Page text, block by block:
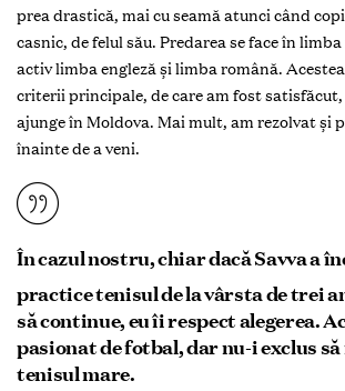
prea drastică, mai cu seamă atunci când
casnic, de felul său. Predarea se face în
activ limba engleză și limba română.
criterii principale, de care am fost
ajunge în Moldova. Mai mult, am rezolvat și
înainte de a veni.
În cazul nostru, chiar dacă Savva a
practice tenisul de la vârsta de trei
să continue, eu îi respect alegerea.
pasionat de fotbal, dar nu-i exclus
tenisul mare.